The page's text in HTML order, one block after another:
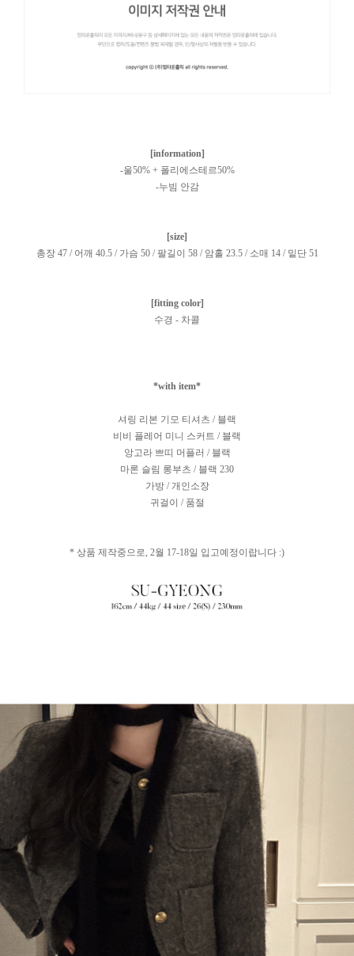
[information]
-울50% + 폴리에스테르50%
-누빔 안감
[size]
총장 47 / 어깨 40.5 / 가슴 50 / 팔길이 58 / 암홀 23.5 / 소매 14 / 밑단 51
[fitting color]
수경 - 차콜
*with item*
셔링 리본 기모 티셔츠 / 블랙
비비 플레어 미니 스커트 / 블랙
앙고라 쁘띠 머플러 / 블랙
마론 슬림 롱부츠 / 블랙 230
가방 / 개인소장
귀걸이 / 품절
* 상품 제작중으로, 2월 17-18일 입고예정이랍니다 :)